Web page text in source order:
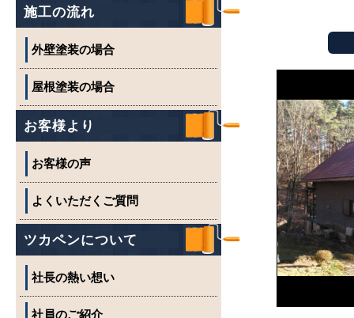
施工の流れ
外壁塗装の場合
屋根塗装の場合
お客様より
お客様の声
よくいただくご質問
ツカペンについて
社長の熱い想い
社員のご紹介